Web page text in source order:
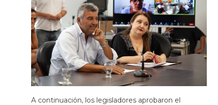
A continuación, los legisladores aprobaron el